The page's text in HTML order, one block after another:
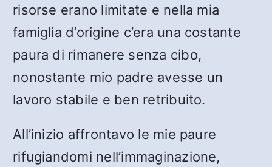
risorse erano limitate e nella mia
famiglia d’origine c’era una costante
paura di rimanere senza cibo,
nonostante mio padre avesse un
lavoro stabile e ben retribuito.
All’inizio affrontavo le mie paure
rifugiandomi nell’immaginazione,